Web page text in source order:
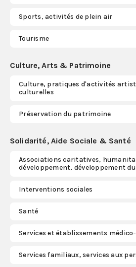
connecter
S'abonner
Sports, activités de plein air
Tourisme
Culture, Arts & Patrimoine
Culture, pratiques d'activités
culturelles
Préservation du patrimoine
Solidarité, Aide Sociale & Santé
Associations caritatives,
développement, développement
Interventions sociales
Santé
Services et établissements
Services familiaux, services aux